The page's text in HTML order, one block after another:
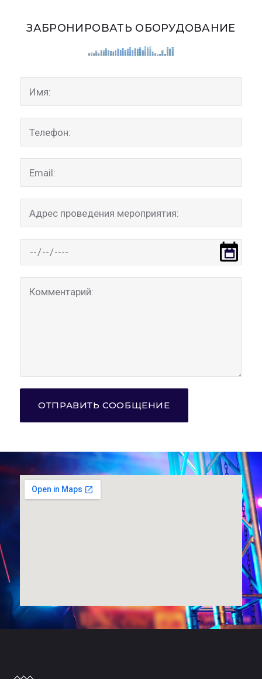
ЗАБРОНИРОВАТЬ ОБОРУДОВАНИЕ